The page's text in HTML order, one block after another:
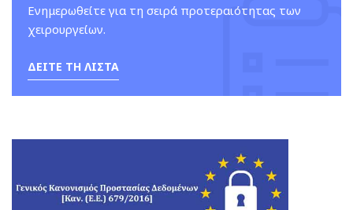
Ενημερωθείτε για τη σειρά προτεραιότητας των
χειρουργείων.
ΔΕΙΤΕ ΤΗ ΛΙΣΤΑ